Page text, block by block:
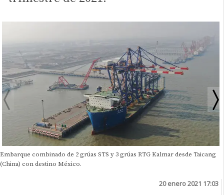
Embarque combinado de 2 grúas STS y 3 grúas RTG Kalmar desde Taicang
(China) con destino México.
20 enero 2021 17:03